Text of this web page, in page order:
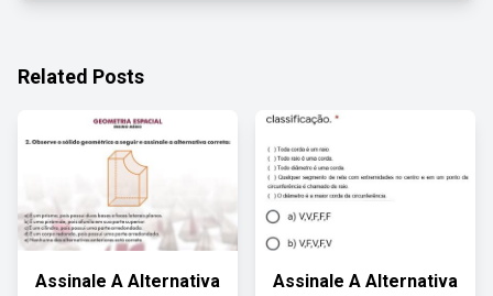
Related Posts
Assinale A Alternativa
Assinale A Alternativa